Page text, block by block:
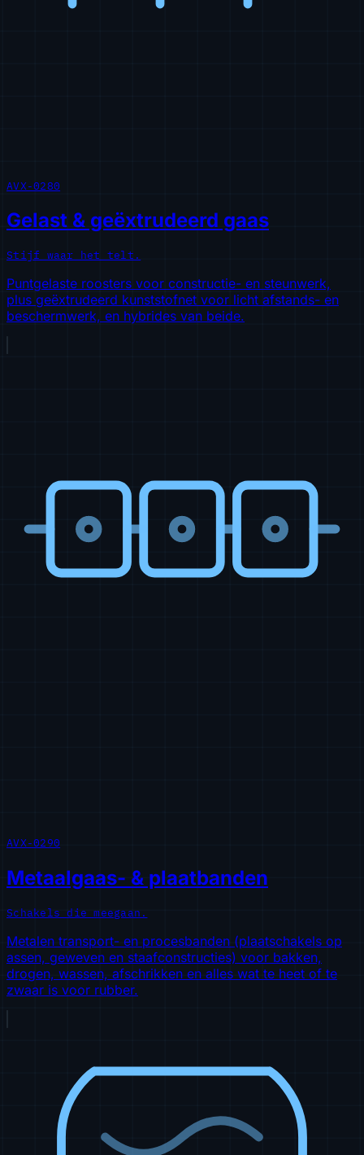
AVX-0280
Gelast & geëxtrudeerd gaas
Stijf waar het telt.
Puntgelaste roosters voor constructie- en steunwerk,
plus geëxtrudeerd kunststofnet voor licht afstands- en
beschermwerk, en hybrides van beide.
AVX-0290
Metaalgaas- & plaatbanden
Schakels die meegaan.
Metalen transport- en procesbanden (plaatschakels op
assen, geweven en staafconstructies) voor bakken,
drogen, wassen, afschrikken en alles wat te heet of te
zwaar is voor rubber.